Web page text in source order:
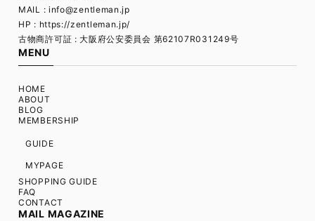
MAIL : info@zentleman.jp
HP : https://zentleman.jp/
古物商許可証 : 大阪府公安委員会 第62107R031249号
MENU
HOME
ABOUT
BLOG
MEMBERSHIP
GUIDE
MYPAGE
SHOPPING GUIDE
FAQ
CONTACT
MAIL MAGAZINE